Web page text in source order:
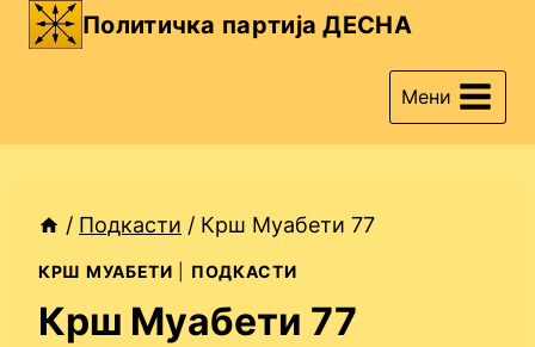
Skip
Политичка партија ДЕСНА
Мени
/ Подкасти / Крш Муабети 77
КРШ МУАБЕТИ ПОДКАСТИ
Крш Муабети 77